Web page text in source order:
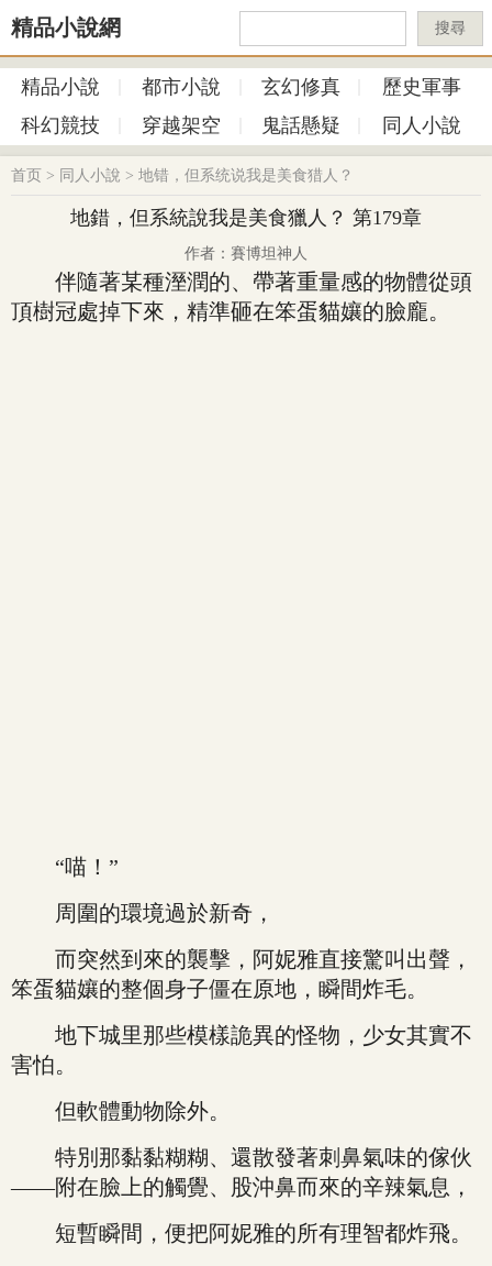
精品小說網 搜尋
精品小說 都市小說 玄幻修真
歷史軍事
科幻競技
穿越架空 鬼話懸疑 同人小說
首页 > 同人小說 > 地错，但系统说我是美食猎人？
地錯，但系統說我是美食獵人？ 第179章
作者：賽博坦神人
伴隨著某種溼潤的、帶著重量感的物體從頭
頂樹冠處掉下來，精準砸在笨蛋貓孃的臉龐。
“喵！”
周圍的環境過於新奇，
而突然到來的襲擊，阿妮雅直接驚叫出聲，
笨蛋貓孃的整個身子僵在原地，瞬間炸毛。
地下城里那些模樣詭異的怪物，少女其實不
害怕。
但軟體動物除外。
特別那黏黏糊糊、還散發著刺鼻氣味的傢伙
——附在臉上的觸覺、股沖鼻而來的辛辣氣息，
短暫瞬間，便把阿妮雅的所有理智都炸飛。